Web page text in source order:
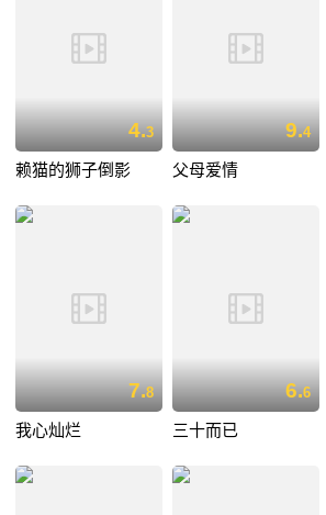
4.3
赖猫的狮子倒影
9.4
父母爱情
7.8
我心灿烂
6.6
三十而已